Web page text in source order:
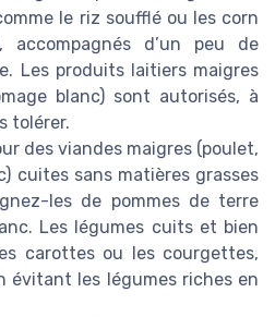
le riz soufflé ou les corn
accompagnés d’un peu de
Les produits laitiers maigres
blanc) sont autorisés, à
tolérer.
des viandes maigres (poulet,
cuites sans matières grasses
les de pommes de terre
Les légumes cuits et bien
carottes ou les courgettes,
évitant les légumes riches en